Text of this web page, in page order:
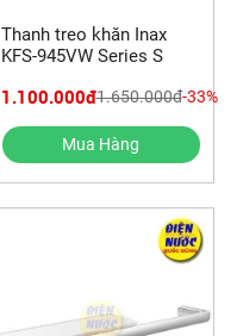
Thanh treo khăn Inax
KFS-945VW Series S
1.100.000đ1.650.000đ-33%
Mua Hàng